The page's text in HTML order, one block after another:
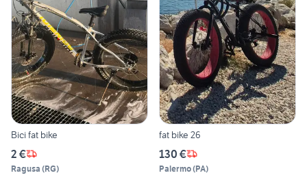
Bici fat bike
2 €
Ragusa (RG)
fat bike 26
130 €
Palermo(PA)